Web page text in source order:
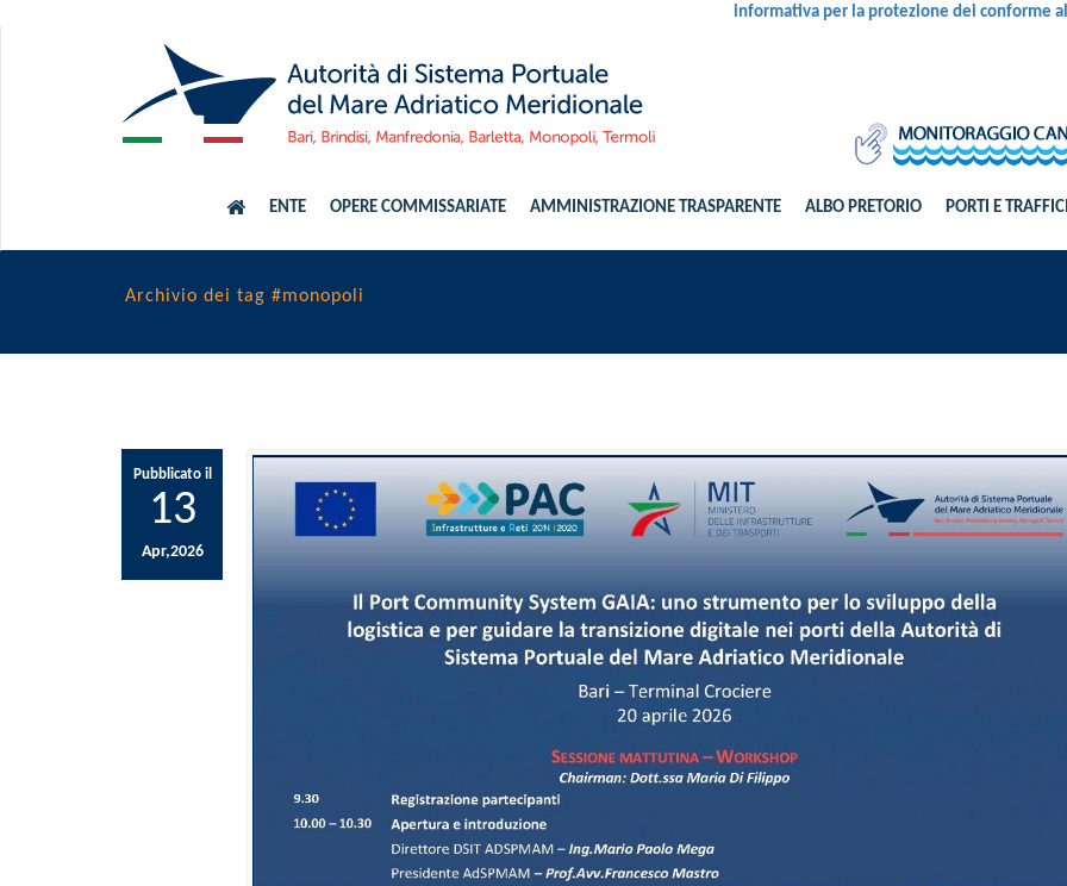
informativa per la protezione dei conforme al
ENTE OPERE COMMISSARIATE AMMINISTRAZIONE TRASPARENTE ALBO PRETORIO PORTI E TRAFFICI
Archivio dei tag #monopoli
Pubblicato il
13
Apr,2026